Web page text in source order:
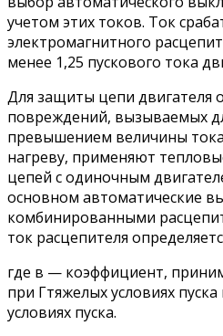
учетом этих токов. Ток
электромагнитного
менее 1,25 пускового тока
Для защиты цепи двигателя
повреждений, вызываемых
превышением величины
нагреву, применяют
цепей с одиночным
основном автоматические
комбинированными
ток расцепителя
где в — коэффициент,
при Гтяжелых условиях
условиях пуска.